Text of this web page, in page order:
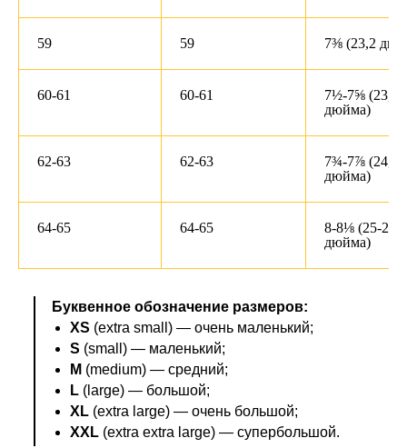
59 59 7⅜ (23,2
60-61 60-61
7½-7⅝ (23,6-
дюйма)
62-63 62-63
7¾-7⅞ (24,4-
дюйма)
64-65 64-65
8-8⅛ (25-25,6
дюйма)
Буквенное обозначение размеров:
XS (extra small) — очень маленький;
S (small) — маленький;
M (medium) — средний;
L(large) — большой;
XL (extra large) — очень большой;
XXL(extra extra large) — супербольшой.